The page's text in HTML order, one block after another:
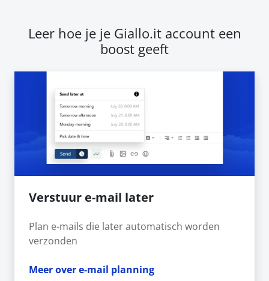
Leer hoe je je Giallo.it account een
boost geeft
Verstuur e-mail later
Plan e-mails die later automatisch worden
verzonden
Meer over e-mail planning